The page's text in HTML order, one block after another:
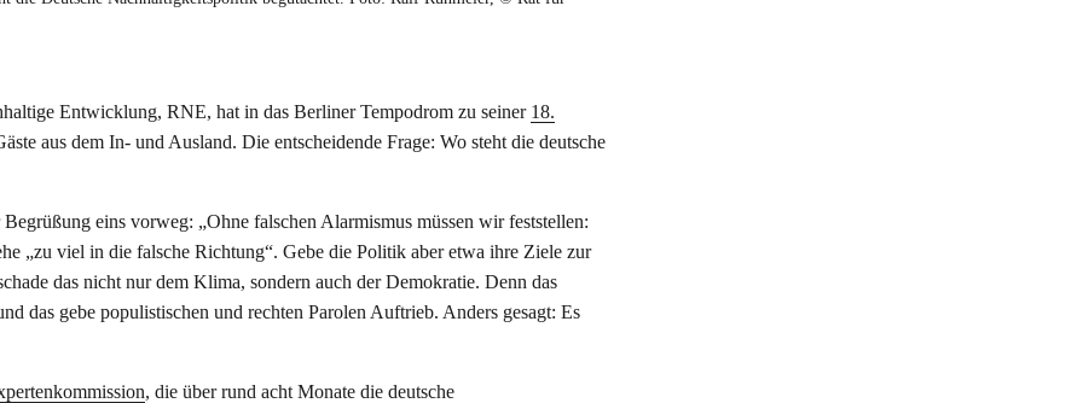
Entwicklung, RNE, hat in das Berliner Tempodrom zu seiner 18.
aus dem In- und Ausland. Die entscheidende Frage: Wo steht die deutsche
eins vorweg: „Ohne falschen Alarmismus müssen wir feststellen:
„zu viel in die falsche Richtung“. Gebe die Politik aber etwa ihre Ziele zur
das nicht nur dem Klima, sondern auch der Demokratie. Denn das
das gebe populistischen und rechten Parolen Auftrieb. Anders gesagt: Es
, die über rund acht Monate die deutsche